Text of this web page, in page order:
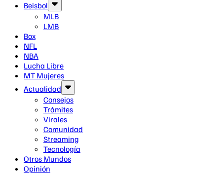
Beisbol
MLB
LMB
Box
NFL
NBA
Lucha Libre
MT Mujeres
Actualidad
Consejos
Trámites
Virales
Comunidad
Streaming
Tecnología
Otros Mundos
Opinión